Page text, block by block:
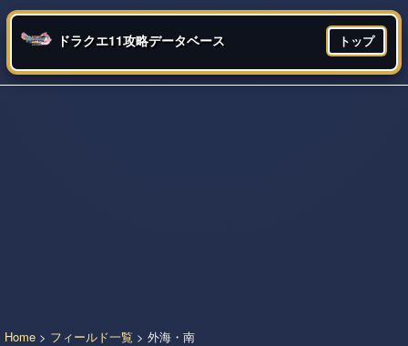
トップ
ドラクエ11攻略データベース
Home > フィールド一覧 > 外海・南